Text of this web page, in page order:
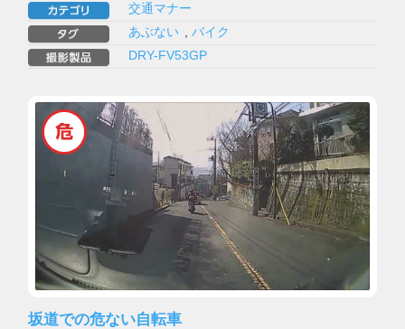
交通マナー
あぶない , バイク
DRY-FV53GP
坂道での危ない自転車